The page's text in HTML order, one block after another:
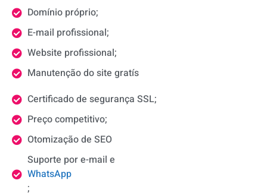
Domínio próprio;
E-mail profissional;
Website profissional;
Manutenção do site gratís
Certificado de segurança SSL;
Preço competitivo;
Otomização de SEO
Suporte por e-mail e
WhatsApp
;